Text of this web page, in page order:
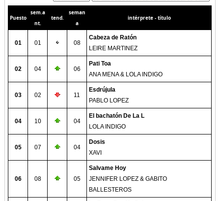
Puesto
sem.a
nt.
tend.
seman
a
intérprete - título
01 01 08
Cabeza de Ratón
LEIRE MARTINEZ
02 04 06
Pati Toa
ANA MENA & LOLA INDIGO
03 02 11
Esdrújula
PABLO LOPEZ
04 10 04
El bachatón De La L
LOLA INDIGO
05 07 04
Dosis
XAVI
06 08 05
Salvame Hoy
JENNIFER LOPEZ & GABITO
BALLESTEROS